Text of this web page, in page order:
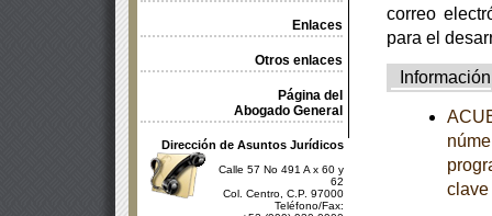
Enlaces
Otros enlaces
Página del
Abogado General
Dirección de Asuntos Jurídicos
Calle 57 No 491 A x 60 y
62
Col. Centro, C.P. 97000
Teléfono/Fax:
correo
para el
Información